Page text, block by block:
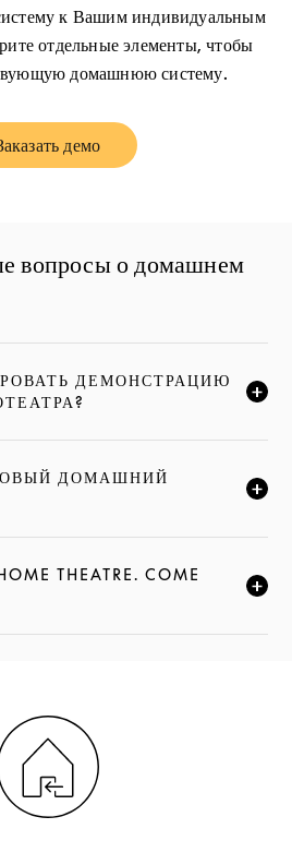
к Вашим индивидуальным
отдельные элементы, чтобы
домашнюю систему.
демо
Link Opens in New Tab
вопросы о домашнем
ДЕМОНСТРАЦИЮ
ОПИСАНИЕ И
ДОМАШНИЙ
ОПИСАНИЕ И
THEATRE. COME
ОПИСАНИЕ И